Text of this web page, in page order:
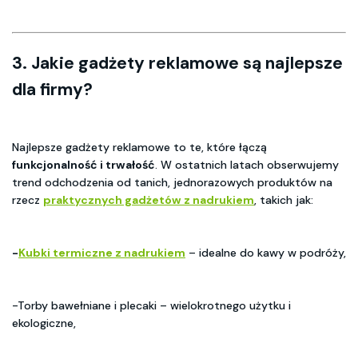
3. Jakie gadżety reklamowe są najlepsze
dla firmy?
Najlepsze gadżety reklamowe to te, które łączą
funkcjonalność i trwałość. W ostatnich latach obserwujemy
trend odchodzenia od tanich, jednorazowych produktów na
rzecz praktycznych gadżetów z nadrukiem, takich jak:
-Kubki termiczne z nadrukiem – idealne do kawy w podróży,
-Torby bawełniane i plecaki – wielokrotnego użytku i
ekologiczne,